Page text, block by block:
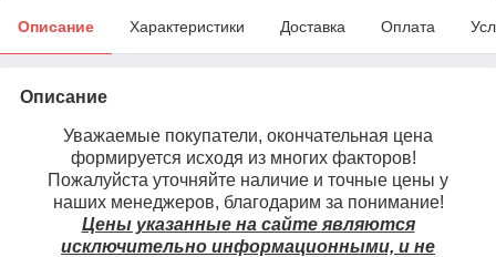
Описание Характеристики Доставка Оплата
Описание
Уважаемые покупатели, окончательная цена
формируется исходя из многих факторов!
Пожалуйста уточняйте наличие и точные цены у
наших менеджеров, благодарим за понимание!
Цены указанные на сайте являются
исключительно информационными, и не